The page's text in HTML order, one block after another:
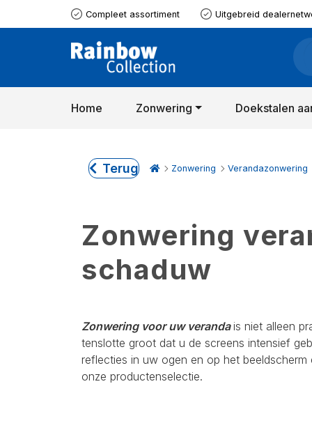
Compleet assortiment Uitgebreid
Home Zonwering Doekstalen
Terug Zonwering Verandazonwering
Zonwering
schaduw
Zonwering voor uw verandais niet alleen
tenslotte groot dat u de screens intensief
reflecties in uw ogen en op het
onze productenselectie.